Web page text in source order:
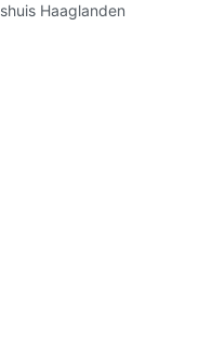
Haaglanden